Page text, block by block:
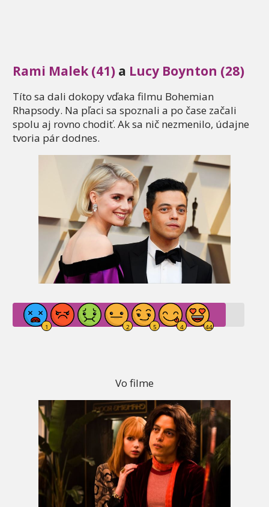
Rami Malek (41) a Lucy Boynton (28)
Títo sa dali dokopy vďaka filmu Bohemian
Rhapsody. Na pľaci sa spoznali a po čase začali
spolu aj rovno chodiť. Ak sa nič nezmenilo, údajne
tvoria pár dodnes.
Vo filme